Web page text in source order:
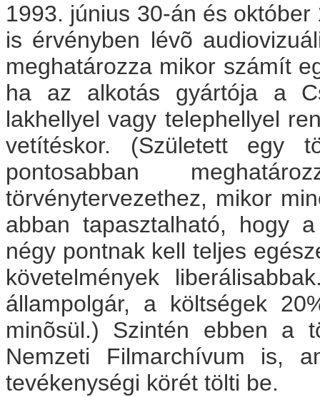
1993. június 30-án és
is érvényben lévõ
meghatározza mikor számít
ha az alkotás gyártója a
lakhellyel vagy telephellyel
vetítéskor. (Született egy
pontosabban
törvénytervezethez, mikor
abban tapasztalható, hogy
négy pontnak kell teljes
követelmények
állampolgár, a költségek
minõsül.) Szintén ebben a
Nemzeti Filmarchívum is,
tevékenységi körét tölti be.